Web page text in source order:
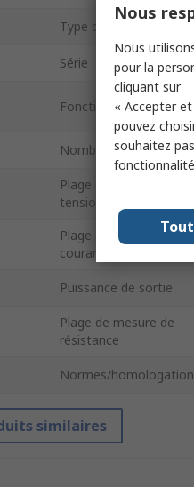
Type de produit
Série
Fonction Sourcemètre
Nombre de canaux
Plage de source de
tension
Plage de source de
courant
Puissance de sortie
Plage de mesure de
résistance
Normes/
similaires
Nous
Nous
pour la
cliquant sur
« Accepter
pouvez
souhaitez